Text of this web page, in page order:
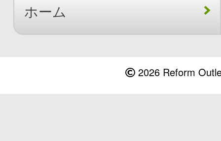
ホーム
2026 Reform